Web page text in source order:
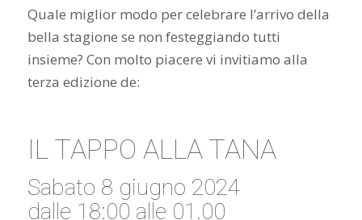
Quale miglior modo per celebrare l’arrivo della
bella stagione se non festeggiando tutti
insieme? Con molto piacere vi invitiamo alla
terza edizione de:
IL TAPPO ALLA TANA
Sabato 8 giugno 2024
dalle 18:00 alle 01.00